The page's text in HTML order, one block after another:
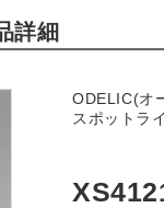
詳細
ODELIC(オ
スポットラ